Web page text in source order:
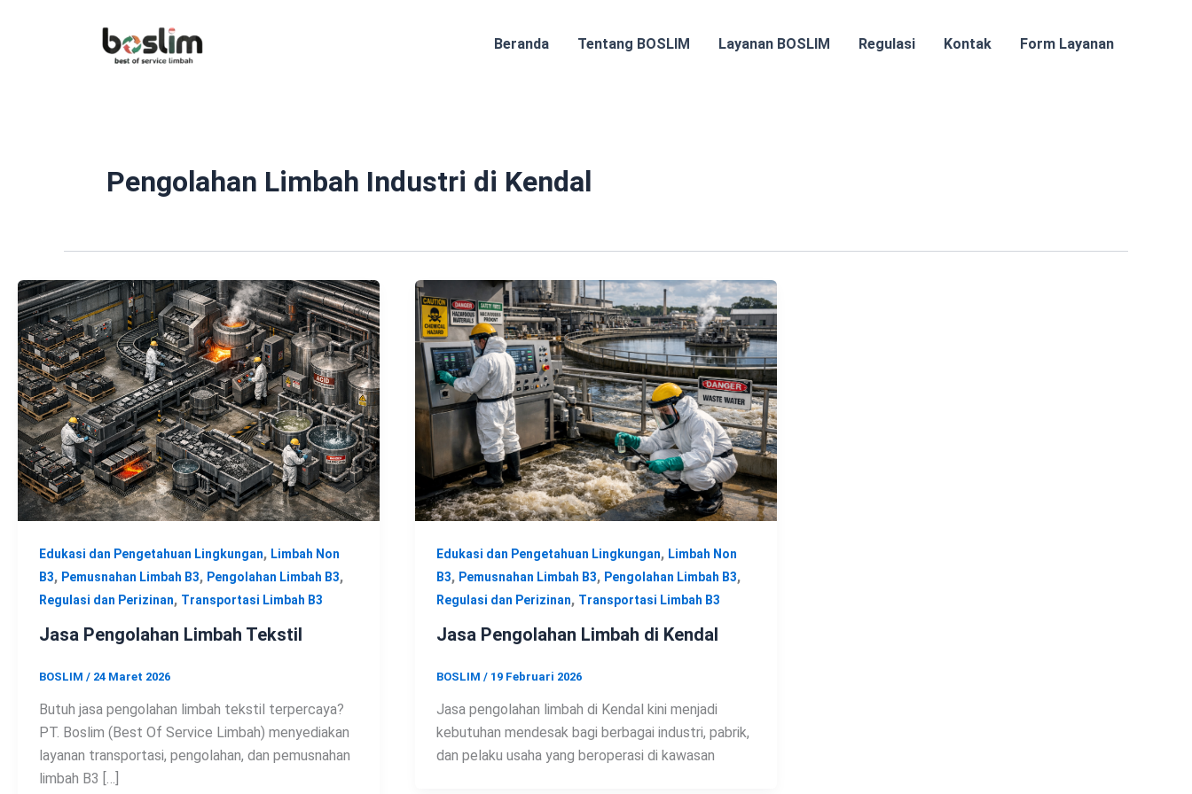
Beranda Tentang BOSLIM Layanan BOSLIM Regulasi Kontak Form Layanan
Pengolahan Limbah Industri di Kendal
Edukasi dan Pengetahuan Lingkungan, Limbah Non
B3, Pemusnahan Limbah B3, Pengolahan Limbah B3,
Regulasi dan Perizinan, Transportasi Limbah B3
Jasa Pengolahan Limbah Tekstil
BOSLIM / 24 Maret 2026
Butuh jasa pengolahan limbah tekstil terpercaya?
PT. Boslim (Best Of Service Limbah) menyediakan
layanan transportasi, pengolahan, dan pemusnahan
limbah B3 […]
Edukasi dan Pengetahuan Lingkungan, Limbah Non
B3, Pemusnahan Limbah B3, Pengolahan Limbah B3,
Regulasi dan Perizinan, Transportasi Limbah B3
Jasa Pengolahan Limbah di Kendal
BOSLIM / 19 Februari 2026
Jasa pengolahan limbah di Kendal kini menjadi
kebutuhan mendesak bagi berbagai industri, pabrik,
dan pelaku usaha yang beroperasi di kawasan